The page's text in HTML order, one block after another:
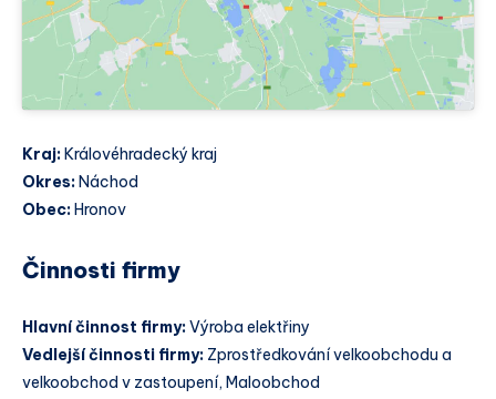
Kraj: Královéhradecký kraj
Okres: Náchod
Obec: Hronov
Činnosti firmy
Hlavní činnost firmy:Výroba elektřiny
Vedlejší činnosti firmy: Zprostředkování velkoobchodu a
velkoobchod v zastoupení, Maloobchod